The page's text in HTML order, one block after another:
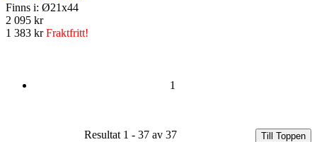
Finns i: Ø21x44
2 095 kr
1 383 krFraktfritt!
1
Resultat 1 - 37 av 37 Till Toppen